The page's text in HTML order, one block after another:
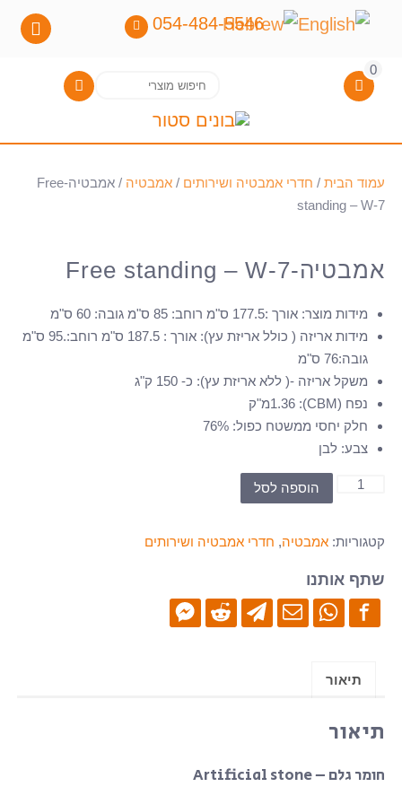
054-484-5546
חיפוש
0
עמוד הבית/ חדרי אמבטיה ושירותים / אמבטיה
/ אמבטיה-Free
standing – W-7
אמבטיה-Free standing – W-7
מידות מוצר: אורך :177.5 ס"מ רוחב: 85 ס"מ גובה: 60 ס"מ
מידות אריזה ( כולל אריזת עץ):
אורך : 187.5 ס"מ רוחב:.95 ס"מ
גובה:76 ס"מ
משקל אריזה -( ללא אריזת עץ): כ- 150 ק"ג
נפח (CBM)
: 1.36מ"ק
חלק יחסי ממשטח כפול:
76%
צבע: לבן
כמות
Free
standing
הוספה לסל
קטגוריות: אמבטיה, חדרי אמבטיה ושירותים
שתף אותנו
תיאור
תיאור
חומר גלם – Artificial stone